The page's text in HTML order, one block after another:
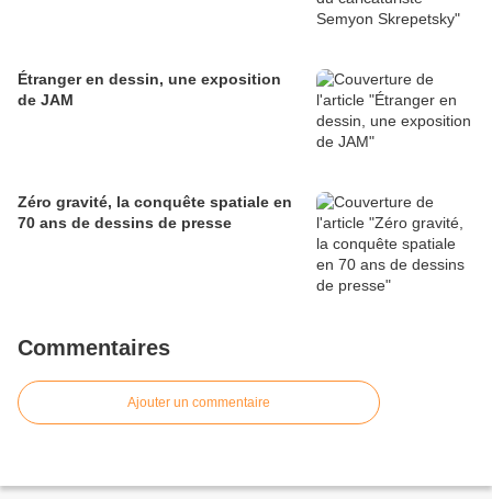
Étranger en dessin, une exposition
de JAM
Zéro gravité, la conquête spatiale en
70 ans de dessins de presse
Commentaires
Ajouter un commentaire